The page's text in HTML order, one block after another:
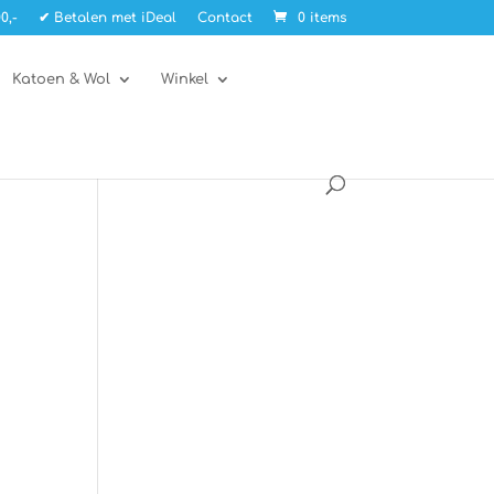
✔ Betalen met iDeal Contact 0 items
Katoen & Wol Winkel